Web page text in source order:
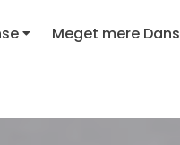
Meget mere Dans